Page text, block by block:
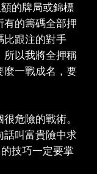
的牌局或錦標
有的籌碼全部押
比跟注的對手
所以我將全押稱
麼一戰成名，要
危險的戰術。
話叫富貴險中求
技巧一定要掌